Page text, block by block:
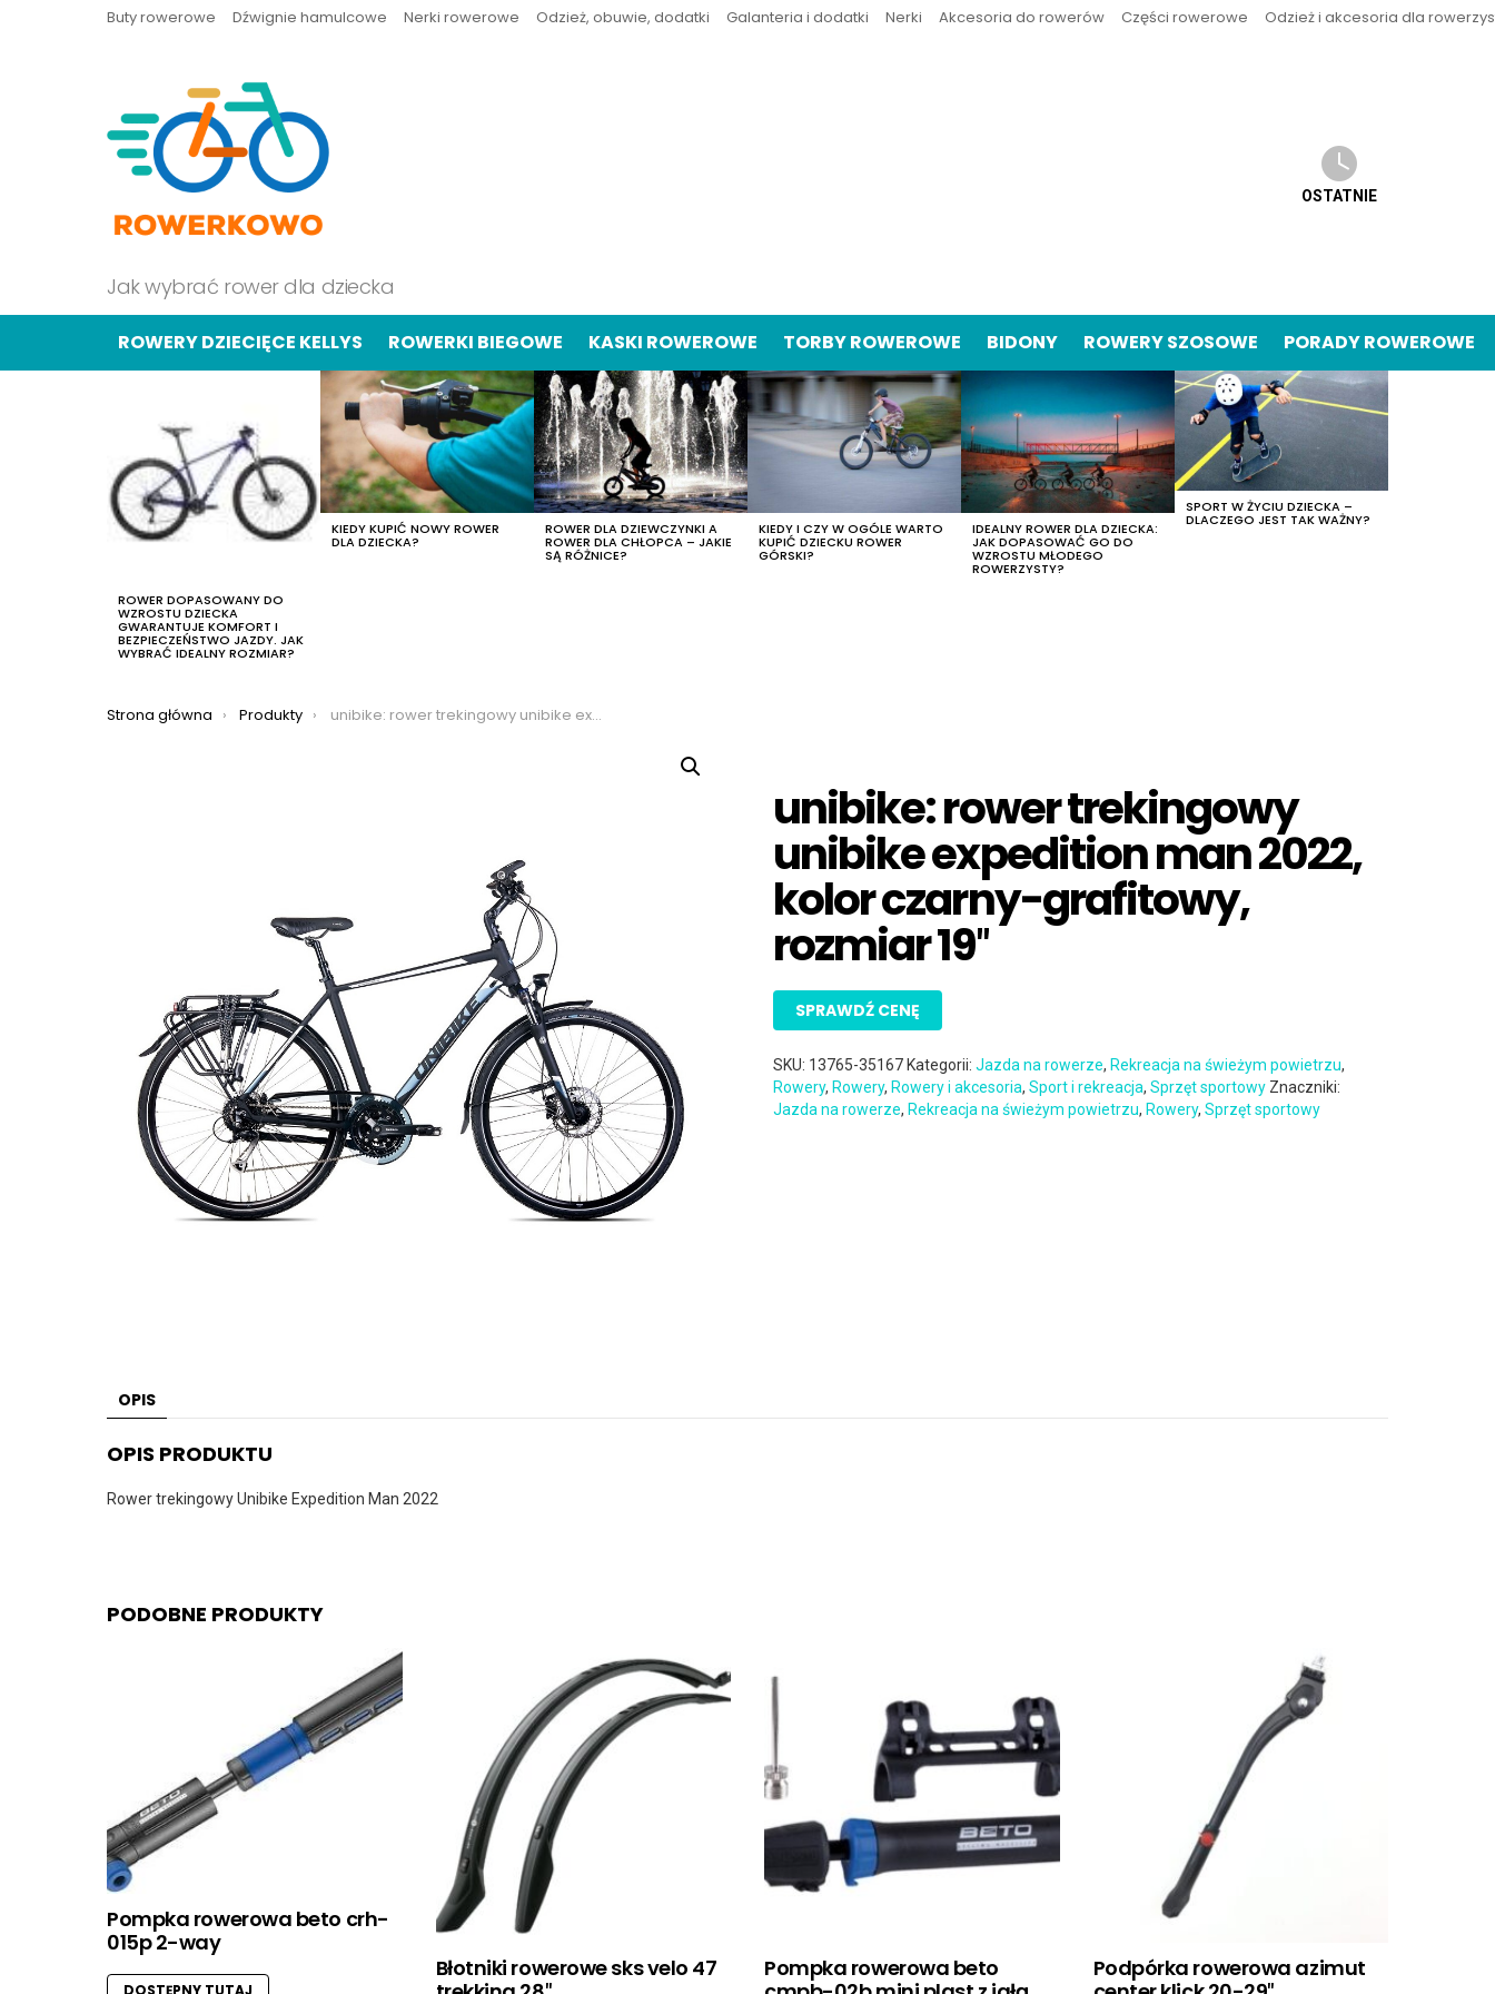
Buty rowerowe Dźwignie hamulcowe Nerki rowerowe Odzież, obuwie, dodatki Galanteria i dodatki Nerki Akcesoria do rowerów Części rowerowe Odzież i akcesoria dla
Jak wybrać rower dla dziecka
OSTATNIE
ROWERY DZIECIĘCE KELLYS ROWERKI BIEGOWE KASKI ROWEROWE TORBY ROWEROWE BIDONY ROWERY SZOSOWE PORADY ROWEROWE
ROWER DOPASOWANY DO
WZROSTU DZIECKA
GWARANTUJE KOMFORT I
BEZPIECZEŃSTWO JAZDY. JAK
WYBRAĆ IDEALNY ROZMIAR?
KIEDY KUPIĆ NOWY ROWER
DLA DZIECKA?
ROWER DLA DZIEWCZYNKI A
ROWER DLA CHŁOPCA – JAKIE
SĄ RÓŻNICE?
KIEDY I CZY W OGÓLE WARTO
KUPIĆ DZIECKU ROWER
GÓRSKI?
IDEALNY ROWER DLA DZIECKA:
JAK DOPASOWAĆ GO DO
WZROSTU MŁODEGO
ROWERZYSTY?
SPORT W ŻYCIU DZIECKA –
DLACZEGO JEST TAK WAŻNY?
Jesteś tutaj:
Strona główna Produkty unibike: rower trekingowy unibike expedition man 2022, kolor czarny-grafitowy, rozmiar 19″
unibike: rower trekingowy
unibike expedition man 2022,
kolor czarny-grafitowy,
rozmiar 19″
SPRAWDŹ CENĘ
SKU: 13765-35167 Kategorii:Jazda na rowerze, Rekreacja na świeżym powietrzu,
Rowery, Rowery, Rowery i akcesoria,Sport i rekreacja,Sprzęt sportowy Znaczniki:
Jazda na rowerze, Rekreacja na świeżym powietrzu, Rowery,Sprzęt sportowy
OPIS
OPIS PRODUKTU
Rower trekingowy Unibike Expedition Man 2022
PODOBNE PRODUKTY
Pompka rowerowa beto crh-
015p 2-way
Błotniki rowerowe sks velo 47
Pompka rowerowa beto
Podpórka rowerowa azimut